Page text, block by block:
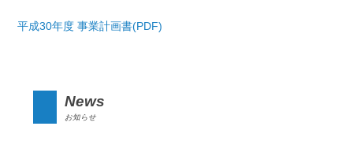
平成30年度 事業計画書(PDF)
News
お知らせ